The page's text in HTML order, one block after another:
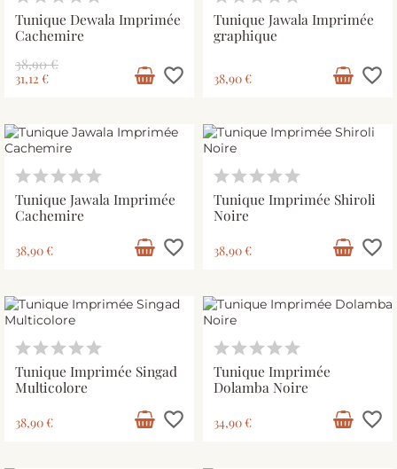
Tunique Dewala Imprimée
Cachemire
38,90 €
31,12 € favorite_border
Tunique Jawala Imprimée
graphique
38,90 € favorite_border
Tunique Jawala Imprimée
Cachemire
38,90 € favorite_border
Tunique Imprimée Shiroli
Noire
38,90 € favorite_border
Tunique Imprimée Singad
Multicolore
38,90 € favorite_border
Tunique Imprimée
Dolamba Noire
34,90 € favorite_border